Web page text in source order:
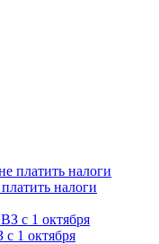
налоги
с 1 октября